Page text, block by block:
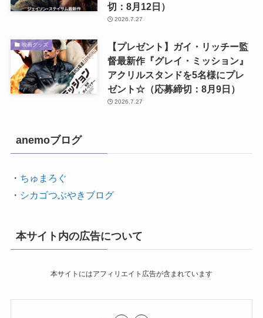
切：8月12日）
2026.7.27
映画グッズ
【プレゼント】ガイ・リッチー監
督最新作『グレイ・ミッション』
アクリルスタンドを5名様にプレ
ゼント☆（応募締切：8月9日）
2026.7.27
anemoブログ
・ ちゅまろぐ
・ シカゴつぶやきブログ
本サイト内の広告について
本サイトにはアフィリエイト広告が含まれています